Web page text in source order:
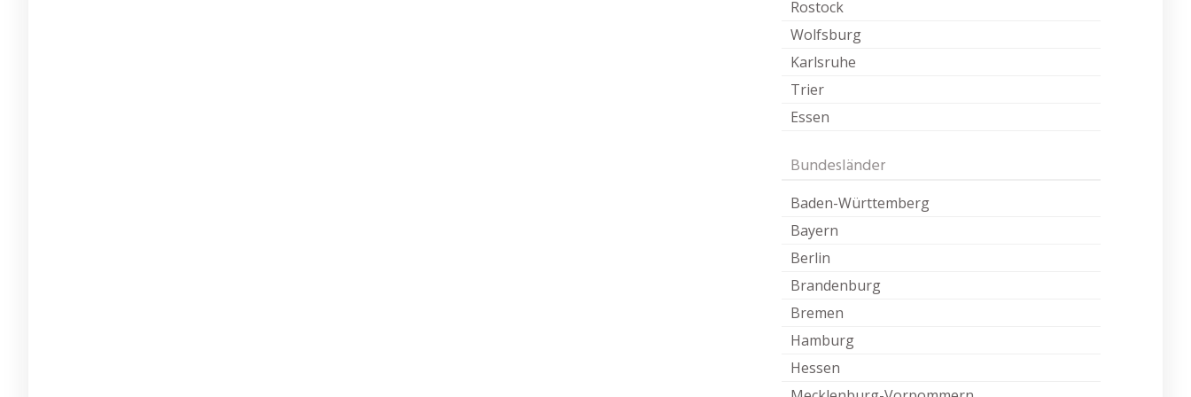
Rostock
Wolfsburg
Karlsruhe
Trier
Essen
Bundesländer
Baden-Württemberg
Bayern
Berlin
Brandenburg
Bremen
Hamburg
Hessen